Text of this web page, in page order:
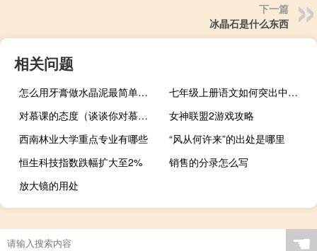
下一篇
冰晶石是什么东西
相关问题
怎么用牙膏做水晶泥最简单的方法（怎么用牙膏做水晶泥）
七年级上册语文如何突出中心写作
对慕课的态度（谈谈你对慕课的看法）
女神联盟2游戏攻略
西南林业大学重点专业有哪些
“风从何许来”的出处是哪里
恒生科技指数跌幅扩大至2%
销售的分录怎么写
放大镜的用处
☚